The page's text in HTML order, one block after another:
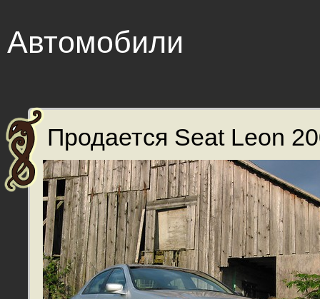
Автомобили
Продается Seat Leon